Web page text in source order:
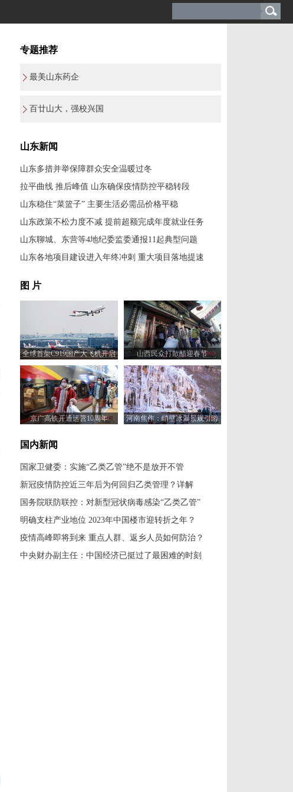
专题推荐
最美山东药企
百廿山大，强校兴国
山东新闻
山东多措并举保障群众安全温暖过冬
拉平曲线 推后峰值 山东确保疫情防控平稳转段
山东稳住“菜篮子” 主要生活必需品价格平稳
山东政策不松力度不减 提前超额完成年度就业任务
山东聊城、东营等4地纪委监委通报11起典型问题
山东各地项目建设进入年终冲刺 重大项目落地提速
图 片
全球首架C919国产大飞机开启
100小时验证飞行
山西民众打散醋迎春节
京广高铁开通运营10周年
河南焦作：峭壁冰瀑景观引游
国内新闻
国家卫健委：实施“乙类乙管”绝不是放开不管
新冠疫情防控近三年后为何回归乙类管理？详解
国务院联防联控：对新型冠状病毒感染“乙类乙管”
明确支柱产业地位 2023年中国楼市迎转折之年？
疫情高峰即将到来 重点人群、返乡人员如何防治？
中央财办副主任：中国经济已挺过了最困难的时刻